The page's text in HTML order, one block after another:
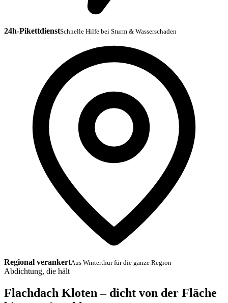
24h-PikettdienstSchnelle Hilfe bei Sturm & Wasserschaden
Regional verankertAus Winterthur für die ganze Region
Abdichtung, die hält
Flachdach Kloten – dicht von der Fläche